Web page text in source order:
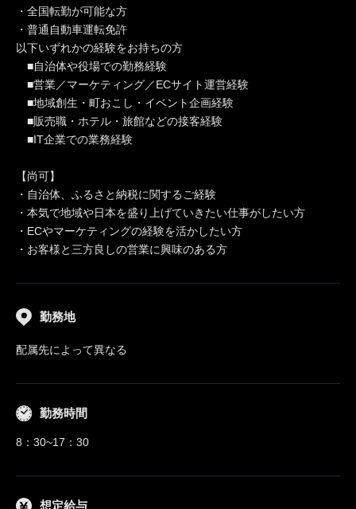
・全国転勤が可能な方
・普通自動車運転免許
以下いずれかの経験をお持ちの方
■自治体や役場での勤務経験
■営業／マーケティング／ECサイト運営経験
■地域創生・町おこし・イベント企画経験
■販売職・ホテル・旅館などの接客経験
■IT企業での業務経験
【尚可】
・自治体、ふるさと納税に関するご経験
・本気で地域や日本を盛り上げていきたい仕事がしたい方
・ECやマーケティングの経験を活かしたい方
・お客様と三方良しの営業に興味のある方
勤務地
配属先によって異なる
勤務時間
8：30~17：30
想定給与